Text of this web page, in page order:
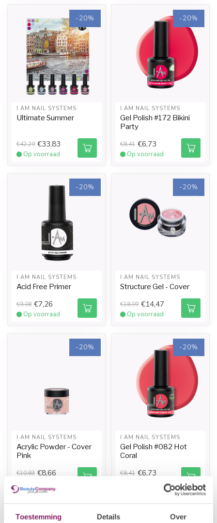
Toestemming Details Over
-20%
I.AM NAIL SYSTEMS
Ultimate Summer
€42,29 €33,83
Op voorraad
-20%
I.AM NAIL SYSTEMS
Gel Polish #172 Bikini
Party
€8,41 €6,73
Op voorraad
-20%
I.AM NAIL SYSTEMS
Acid Free Primer
€9,08 €7,26
Op voorraad
-20%
I.AM NAIL SYSTEMS
Structure Gel - Cover
€18,09 €14,47
Op voorraad
-20%
I.AM NAIL SYSTEMS
Acrylic Powder - Cover
Pink
€10,83 €8,66
-20%
I.AM NAIL SYSTEMS
Gel Polish #082 Hot
Coral
€8,41 €6,73
-20%